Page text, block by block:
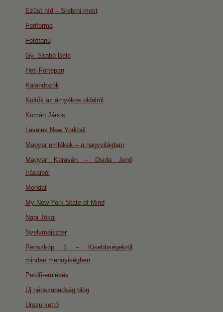
Ezüst híd – Srebrni most
Feriforma
Fotótanú
Gy. Szabó Béla
Heti Fortepan
Kalandozók
Költők az árnyékos oldalról
Komán János
Levelek New Yorkból
Magyar emlékek – a nagyvilágban
Magyar Karaván – Dsida Jenő
írásaiból
Mondat
My New York State of Mind
Napi Jókai
Nyelvmájszter
Periszkóp 1 – Kisebbségekről
minden mennyiségben
Petőfi-emlékév
Új népszabadság blog
Urszu kettő